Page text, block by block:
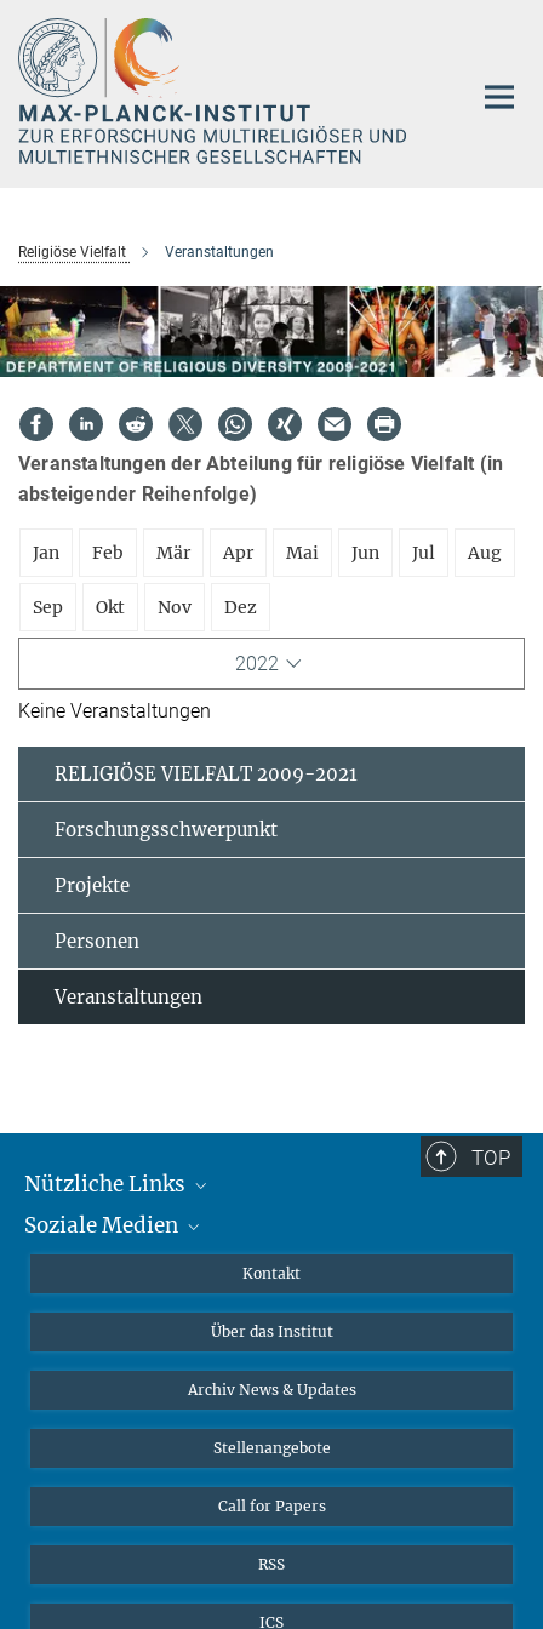
Hauptinhalt
Religiöse Vielfalt Veranstaltungen
Veranstaltungen der Abteilung für religiöse Vielfalt (in
absteigender Reihenfolge)
Jan Feb Mär Apr Mai Jun Jul Aug
Sep Okt Nov Dez
2022
Keine Veranstaltungen
RELIGIÖSE VIELFALT 2009-2021
Forschungsschwerpunkt
Projekte
Personen
Veranstaltungen
TOP
Nützliche Links
MMG Alumni Corner
Online-Vorträge
Interviews zum Thema "Diversity"
Soziale Medien
Bluesky
Kontakt
Über das Institut
Archiv News & Updates
Stellenangebote
Call for Papers
RSS
ICS